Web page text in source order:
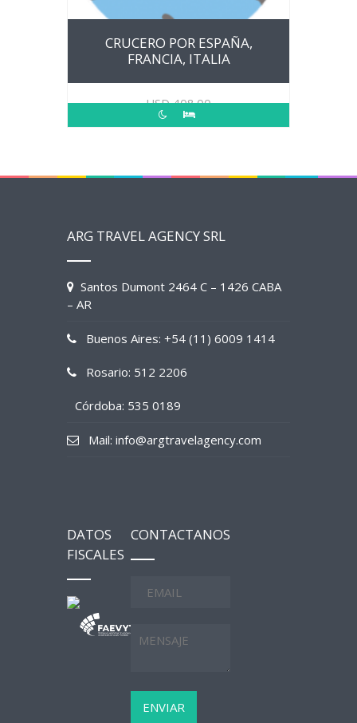
CRUCERO POR ESPAÑA,
FRANCIA, ITALIA
USD408.00
ARG TRAVEL AGENCY SRL
Santos Dumont 2464 C – 1426 CABA
– AR
Buenos Aires: +54 (11) 6009 1414
Rosario: 512 2206
Córdoba: 535 0189
Mail: info@argtravelagency.com
DATOS
FISCALES
CONTACTANOS